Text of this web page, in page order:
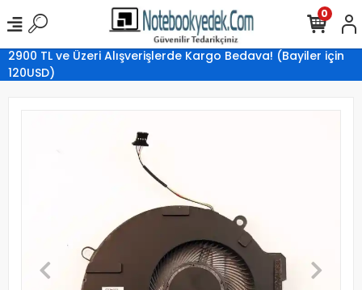
2900 TL ve Üzeri Alışverişlerde Kargo Bedava! (Bayiler için
120USD)
0